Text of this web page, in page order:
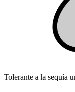
Tolerante a la sequía